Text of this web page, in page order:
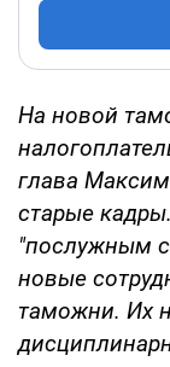
На новой
глава
старые
"послужным
новые
таможни. Их